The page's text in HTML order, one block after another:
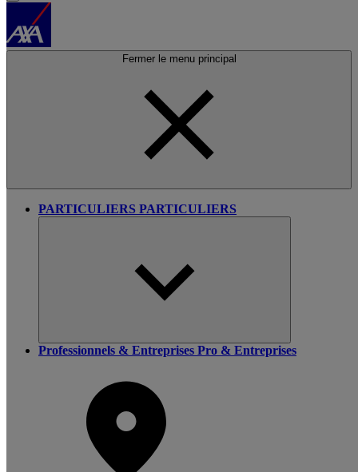
Fermer le menu principal
PARTICULIERS PARTICULIERS
Professionnels & Entreprises Pro & Entreprises